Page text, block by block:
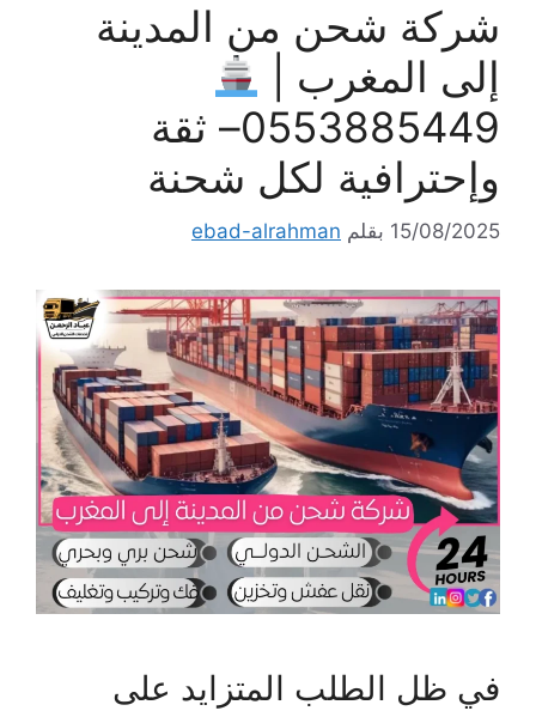
شركة شحن من المدينة
إلى المغرب |
0553885449– ثقة
وإحترافية لكل شحنة
15/08/2025 بقلم ebad-alrahman
في ظل الطلب المتزايد على